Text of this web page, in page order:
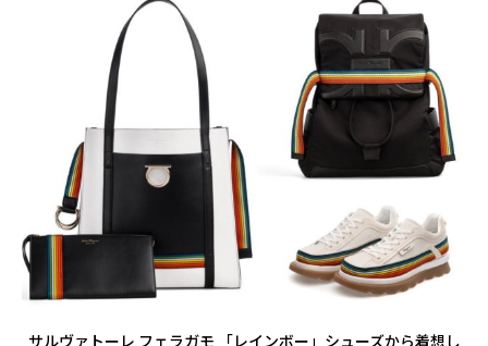
サルヴァトーレ フェラガモ 「レインボー」シューズから着想し